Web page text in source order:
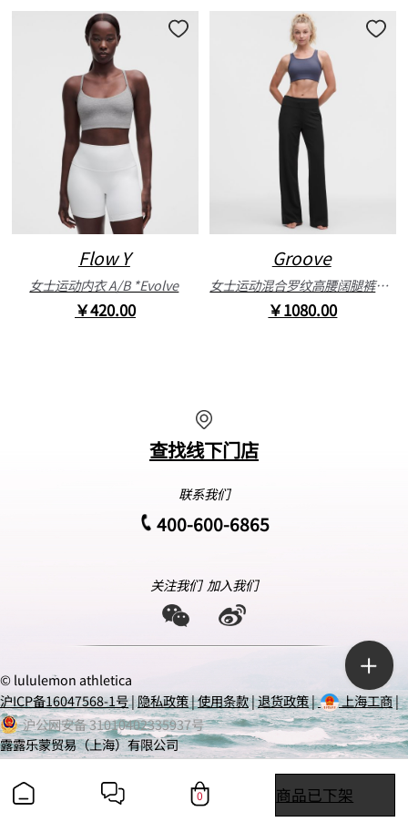
0 商品已下架
Flow Y
女士运动内衣 A/B *Evolve
￥420.00
Groove
女士运动混合罗纹高腰阔腿裤*常规款
￥1080.00
查找线下门店
联系我们
400-600-6865
关注我们 加入我们
© lululemon athletica
沪ICP备16047568-1号|隐私政策|使用条款|退货政策| 上海工商|
沪公网安备 31010402335937号
露露乐蒙贸易（上海）有限公司